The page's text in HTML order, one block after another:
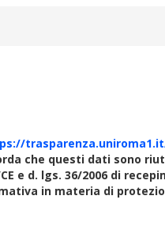
che questi dati sono
e d. lgs. 36/2006 di
in materia di